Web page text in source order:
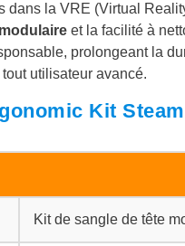
la VRE (Virtual
modulaireet la facilité à
prolongeant la
tout utilisateur avancé.
Kit
Kit de sangle de tête